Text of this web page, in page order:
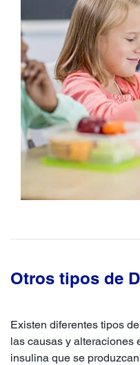
Otros tipos de
Existen diferentes tipos
las causas y alteraciones
insulina que se